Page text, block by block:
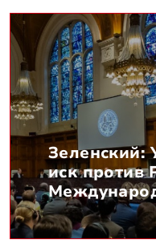
Зеленский:
иск против